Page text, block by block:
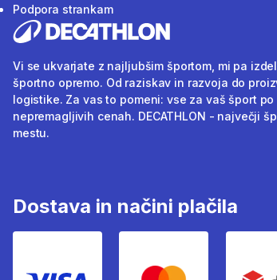
Podpora strankam
Vi se ukvarjate z najljubšim športom, mi pa
športno opremo. Od raziskav in razvoja do
logistike. Za vas to pomeni: vse za vaš šport po
nepremagljivih cenah. DECATHLON - največji
mestu.
Dostava in načini plačila